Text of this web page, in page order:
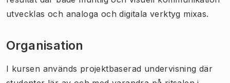
utvecklas och analoga och digitala verktyg mixas.
Organisation
I kursen används projektbaserad undervisning där